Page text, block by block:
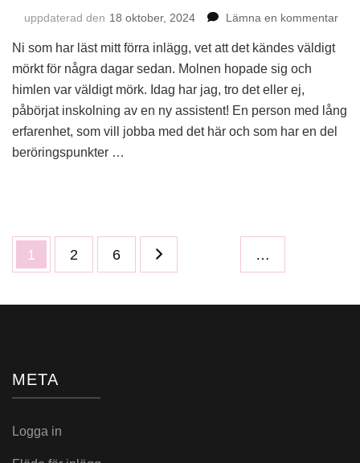
uppdaterad den 18 oktober, 2024 Lämna en kommentarpå
Ni som har läst mitt förra inlägg, vet att det kändes väldigt
mörkt för några dagar sedan. Molnen hopade sig och
himlen var väldigt mörk. Idag har jag, tro det eller ej,
påbörjat inskolning av en ny assistent! En person med lång
erfarenhet, som vill jobba med det här och som har en del
beröringspunkter …
Sidnumrering
för
Sida
1 Sida
2 …
Sida
6
META
Logga in